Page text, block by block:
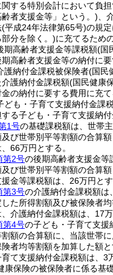
関する特別会計において負
齢者支援金等」という。) 、
(平成24年法律第65号)の規
分を除く。)に充てるため
期高齢者支援金等課税額(国
期高齢者支援金等の納付に
護納付金課税被保険者(国民
介護納付金課税額(国民健康
金の納付に要する費用に充
ども・子育て支援納付金課
する子ども・子育て支援納
1号の基礎課税額は、世帯主
び世帯別平等割額の合算額
66万円とする。
第2号の後期高齢者支援金等
び世帯別平等割額の合算額
金等課税額は、26万円とす
第3号の介護納付金課税額は
した所得割額及び被保険者
介護納付金課税額は、17万
第4号の子ども・子育て支援
額の合算額に、当該世帯
険者均等割額を加算した額と
育て支援納付金課税額は、3
康保険の被保険者に係る基